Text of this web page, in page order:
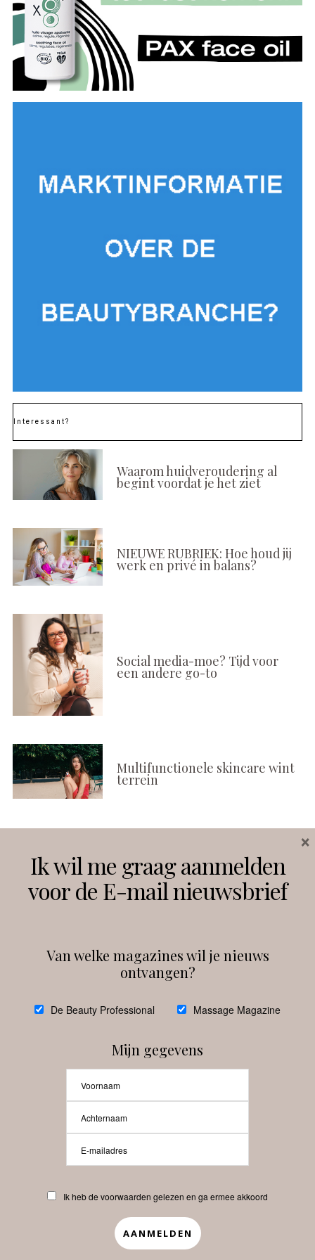
Interessant?
Waarom huidveroudering al
begint voordat je het ziet
NIEUWE RUBRIEK: Hoe houd jij
werk en privé in balans?
Social media-moe? Tijd voor
een andere go-to
Multifunctionele skincare wint
terrein
Instagram Facebook
debeautyprofessional
Beauty-Pro.nl
Abonneren Contact
APP
Ik wil me graag aanmelden
voor de E-mail nieuwsbrief
Van welke magazines wil je nieuws
ontvangen?
De Beauty Professional Massage Magazine
Mijn gegevens
Ik heb de voorwaarden gelezen en ga ermee akkoord
×